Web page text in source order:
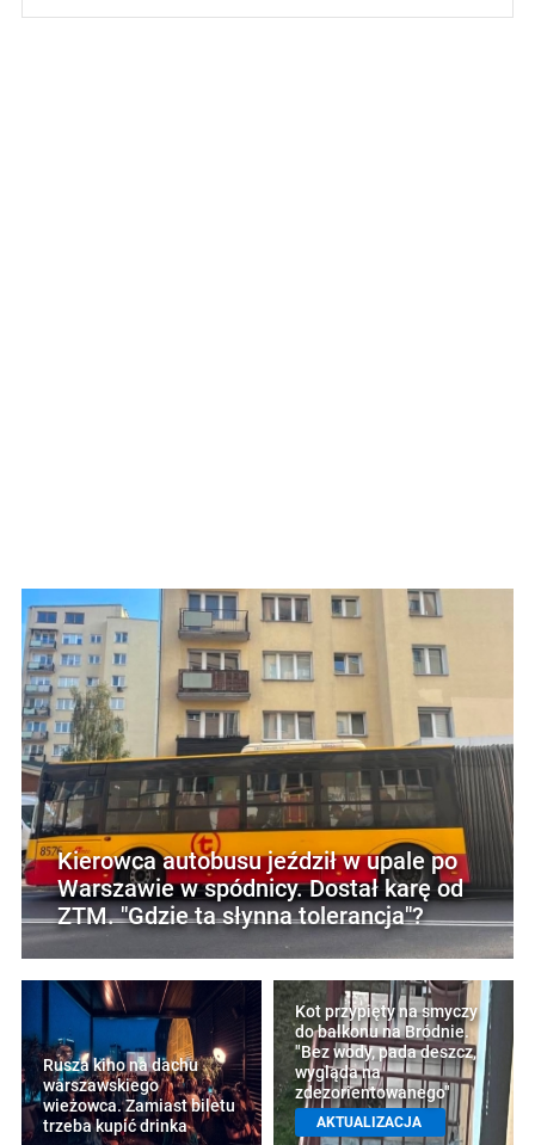
Kierowca autobusu jeździł w upale po
Warszawie w spódnicy. Dostał karę od
ZTM. "Gdzie ta słynna tolerancja"?
Rusza kino na dachu
warszawskiego
wieżowca. Zamiast biletu
trzeba kupić drinka
Kot przypięty na smyczy
do balkonu na Bródnie.
"Bez wody, pada deszcz,
wygląda na
zdezorientowanego"
AKTUALIZACJA